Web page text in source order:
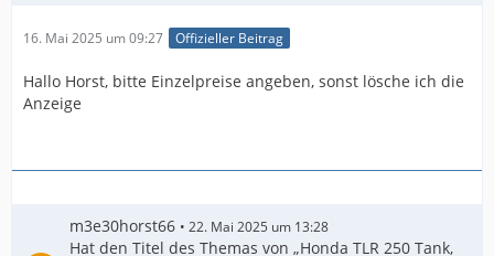
16. Mai 2025 um 09:27 Offizieller Beitrag
Hallo Horst, bitte Einzelpreise angeben, sonst lösche ich die
Anzeige
m3e30horst66 22. Mai 2025 um 13:28
Hat den Titel des Themas von „Honda TLR 250 Tank,